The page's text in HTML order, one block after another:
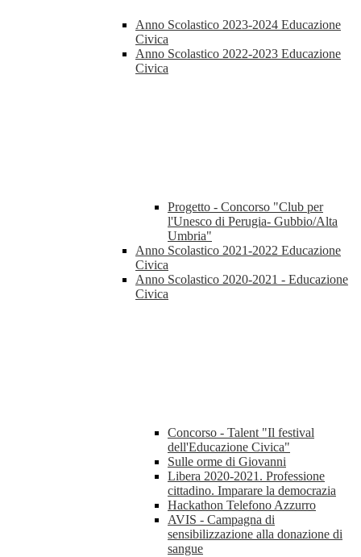
Anno Scolastico 2023-2024 Educazione
Civica
Anno Scolastico 2022-2023 Educazione
Civica
Progetto - Concorso "Club per
l'Unesco di Perugia- Gubbio/Alta
Umbria"
Anno Scolastico 2021-2022 Educazione
Civica
Anno Scolastico 2020-2021 - Educazione
Civica
Concorso - Talent "Il festival
dell'Educazione Civica"
Sulle orme di Giovanni
Libera 2020-2021. Professione
cittadino. Imparare la democrazia
Hackathon Telefono Azzurro
AVIS - Campagna di
sensibilizzazione alla donazione di
sangue